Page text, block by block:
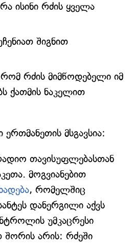
ისინი რძის ყველა
შიგნით
რძის მიმწოდებელი იმ
ქათმის ნაკელით
ერთმანეთის მსგავსია:
თავისუფლებასთან
მოგვიანებით
, რომელშიც
დანერგილი აქვს
უმკაცრესი
შორის არის: რძეში